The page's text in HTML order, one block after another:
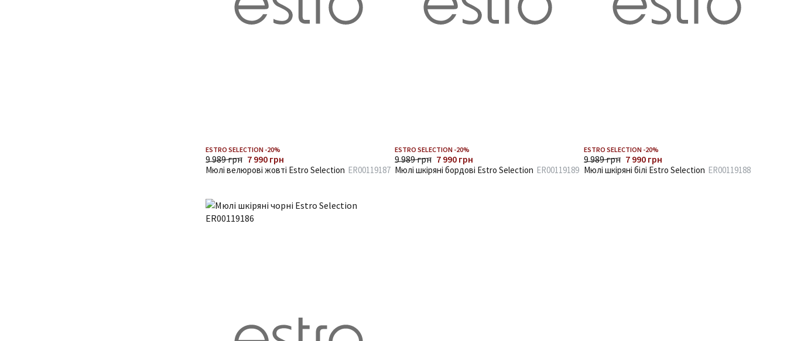
ESTRO SELECTION -20%
9 989 грн 7 990 грн
Мюлі велюрові жовті Estro Selection ER00119187
ESTRO SELECTION -20%
9 989 грн 7 990 грн
Мюлі шкіряні бордові Estro Selection ER00119189
ESTRO SELECTION -20%
9 989 грн 7 990 грн
Мюлі шкіряні білі Estro Selection ER00119188